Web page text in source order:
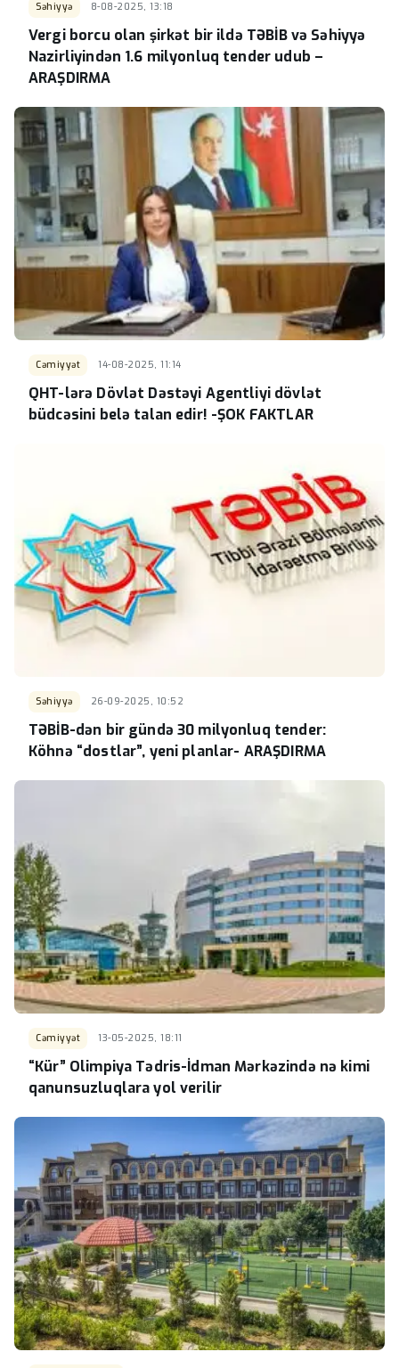
Səhiyyə 8-08-2025, 13:18
Vergi borcu olan şirkət bir ildə TƏBİB və Səhiyyə
Nazirliyindən 1.6 milyonluq tender udub –
ARAŞDIRMA
Cəmiyyət 14-08-2025, 11:14
QHT-lərə Dövlət Dəstəyi Agentliyi dövlət
büdcəsini belə talan edir! -ŞOK FAKTLAR
Səhiyyə 26-09-2025, 10:52
TƏBİB-dən bir gündə 30 milyonluq tender:
Köhnə “dostlar”, yeni planlar- ARAŞDIRMA
Cəmiyyət 13-05-2025, 18:11
“Kür” Olimpiya Tədris-İdman Mərkəzində nə kimi
qanunsuzluqlara yol verilir